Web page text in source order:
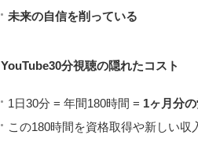
未来の自信を削っている
YouTube30分視聴の隠れたコスト
1日30分 = 年間180時間 = 1ヶ月分
この180時間を資格取得や新しい